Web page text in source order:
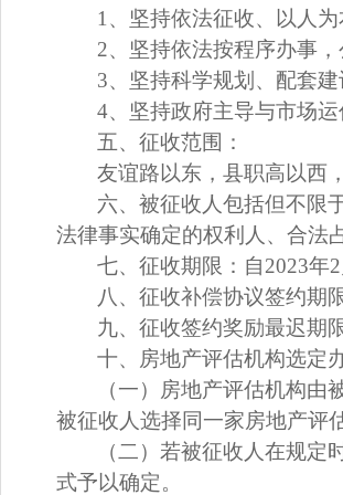
1、坚持依法征收、以人为
2、坚持依法按程序办事
3、坚持科学规划、配套建
4、坚持政府主导与市场
五、征收范围：
友谊路以东，县职高以西
六、被征收人包括但不限
法律事实确定的权利人、合法
七、征收期限： 自2023年
八 、征收补偿协议签约期
九、征收签约奖励最迟期
十、房地产评估机构选定
（一）房地产评估机构
被征收人选择同一家房地产评
（二）若被征收人在规
式予以确定。